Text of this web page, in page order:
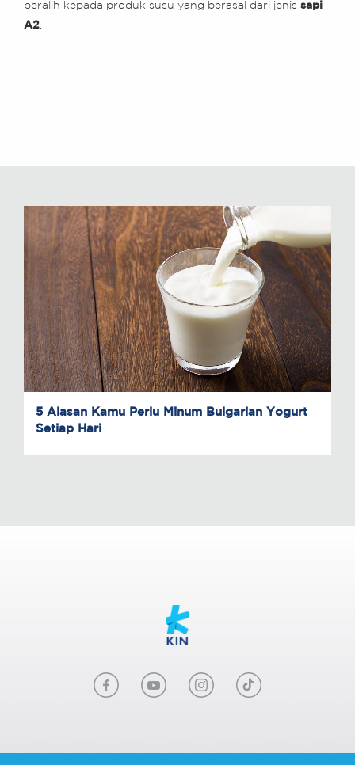
beralih kepada produk susu yang berasal dari jenis sapi
A2
5 Alasan Kamu Perlu Minum Bulgarian Yogurt
Setiap Hari